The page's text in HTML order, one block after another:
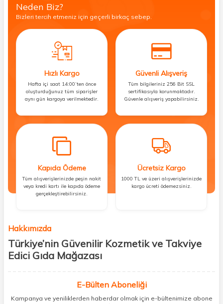
Neden Biz?
Bizleri tercih etmeniz için geçerli birkaç sebep.
Hızlı Kargo
Hafta içi saat 14:00’ten önce
oluşturduğunuz tüm siparişler
aynı gün kargoya verilmektedir.
Güvenli Alışveriş
Tüm bilgileriniz 256 Bit SSL
sertifikasıyla korunmaktadır.
Güvenle alışveriş yapabilirsiniz.
Kapıda Ödeme
Tüm alışverişlerinizde peşin nakit
veya kredi kartı ile kapıda ödeme
gerçekleştirebilirsiniz.
Ücretsiz Kargo
1000 TL ve üzeri alışverişlerinizde
kargo ücreti ödemezsiniz.
Hakkımızda
Türkiye’nin Güvenilir Kozmetik ve Takviye
Edici Gıda Mağazası
kişisel bakım hem de takviye edici gıda ürünlerini sizlerle
buluşturuyoruz. Artık mağaza mağaza dolaşmanıza gerek yok;
ihtiyacınız olan her şeyi tek bir çatı altında topluyor ve kapınıza kadar
E-Bülten Aboneliği
Kampanya ve yeniliklerden haberdar olmak için e-bültenimize abone